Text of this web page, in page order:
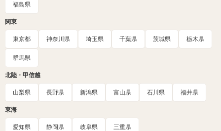
福島県
関東
東京都 神奈川県 埼玉県 千葉県 茨城県 栃木県
群馬県
北陸・甲信越
山梨県 長野県 新潟県 富山県 石川県 福井県
東海
愛知県 静岡県 岐阜県 三重県